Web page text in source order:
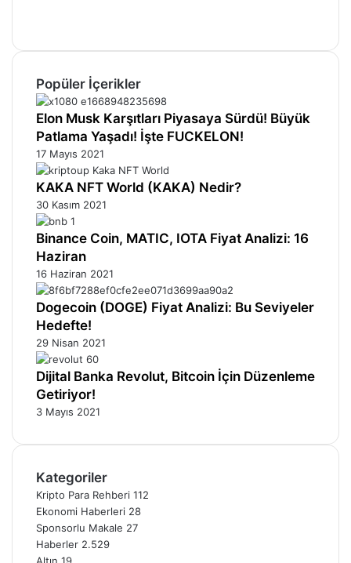
Popüler İçerikler
Elon Musk Karşıtları Piyasaya Sürdü! Büyük
Patlama Yaşadı! İşte FUCKELON!
17 Mayıs 2021
KAKA NFT World (KAKA) Nedir?
30 Kasım 2021
Binance Coin, MATIC, IOTA Fiyat Analizi: 16
Haziran
16 Haziran 2021
Dogecoin (DOGE) Fiyat Analizi: Bu Seviyeler
Hedefte!
29 Nisan 2021
Dijital Banka Revolut, Bitcoin İçin Düzenleme
Getiriyor!
3 Mayıs 2021
Kategoriler
Kripto Para Rehberi 112
Ekonomi Haberleri 28
Sponsorlu Makale 27
Haberler 2.529